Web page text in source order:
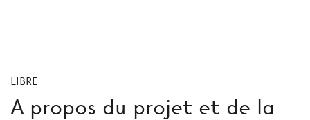
LIBRE
A propos du projet et de la